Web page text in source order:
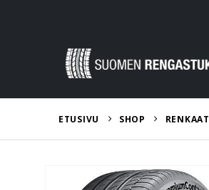
ETUSIVU SHOP RENKAAT